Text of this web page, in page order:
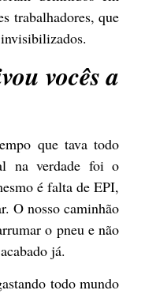
trabalhadores, que
vocês a
que tava todo
na verdade foi o
é falta de EPI,
O nosso caminhão
o pneu e não
já.
todo mundo